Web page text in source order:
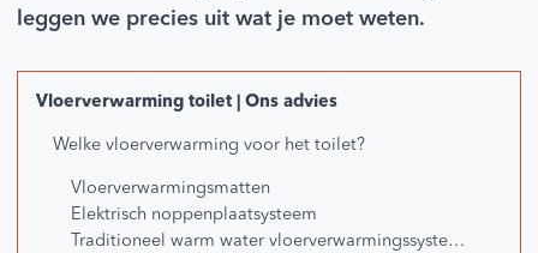
leggen we precies uit wat je moet weten.
Vloerverwarming toilet | Ons advies
Welke vloerverwarming voor het toilet?
Vloerverwarmingsmatten
Elektrisch noppenplaatsysteem
Traditioneel warm water vloerverwarmingssysteem